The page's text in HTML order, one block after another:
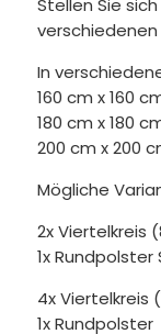
Stellen Sie
In
160 cm x 160
180 cm x 180
200 cm x 200
Mögliche
2x Viertelkreis
1x Rundpolster
4x Viertelkreis
1x Rundpolster